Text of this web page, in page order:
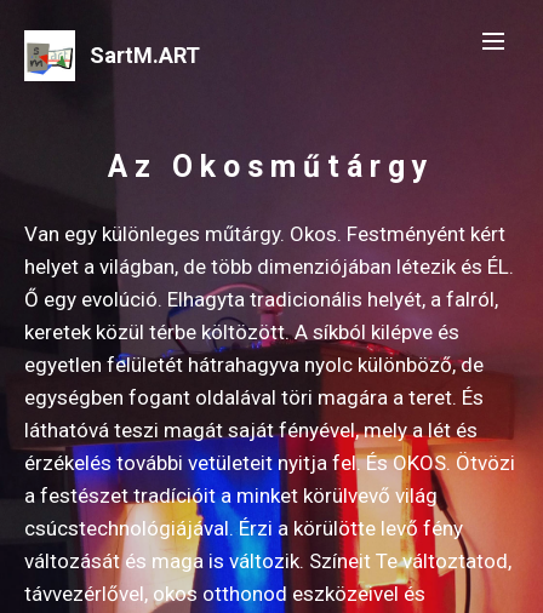
SartM.ART
Az Okosműtárgy
Van egy különleges műtárgy. Okos. Festményént kért
helyet a világban, de több dimenziójában létezik és ÉL.
Ő egy evolúció. Elhagyta tradicionális helyét, a falról,
keretek közül térbe költözött. A síkból kilépve és
egyetlen felületét hátrahagyva nyolc különböző, de
egységben fogant oldalával töri magára a teret. És
láthatóvá teszi magát saját fényével, mely a lét és
érzékelés további vetületeit nyitja fel. És OKOS. Ötvözi
a festészet tradícióit a minket körülvevő világ
csúcstechnológiájával. Érzi a körülötte levő fény
változását és maga is változik. Színeit Te változtatod,
távvezérlővel, okos otthonod eszközeivel és